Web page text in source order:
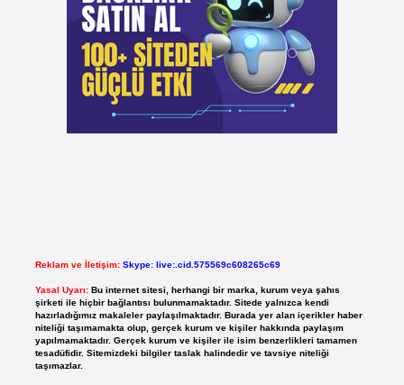
Reklam ve İletişim: Skype: live:.cid.575569c608265c69
Yasal Uyarı: Bu internet sitesi, herhangi bir marka, kurum veya şahıs
şirketi ile hiçbir bağlantısı bulunmamaktadır. Sitede yalnızca kendi
hazırladığımız makaleler paylaşılmaktadır. Burada yer alan içerikler haber
niteliği taşımamakta olup, gerçek kurum ve kişiler hakkında paylaşım
yapılmamaktadır. Gerçek kurum ve kişiler ile isim benzerlikleri tamamen
tesadüfidir. Sitemizdeki bilgiler taslak halindedir ve tavsiye niteliği
taşımazlar.